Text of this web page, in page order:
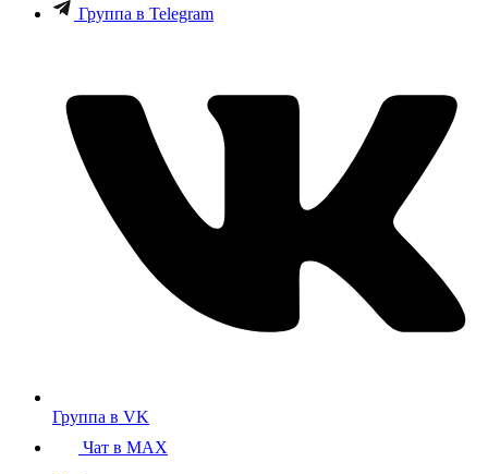
Группа в Telegram
Группа в VK
Чат в MAX